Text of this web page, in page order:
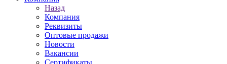
Назад
Компания
Реквизиты
Оптовые продажи
Новости
Вакансии
Сертификаты